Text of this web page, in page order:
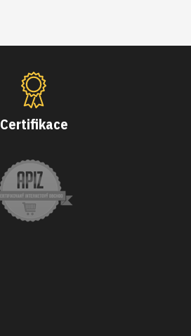
Certifikace